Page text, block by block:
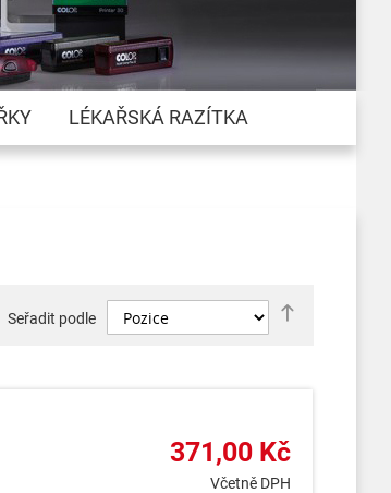
LÉKAŘSKÁ RAZÍTKA
Seřadit podle
371,00 Kč
Včetně DPH